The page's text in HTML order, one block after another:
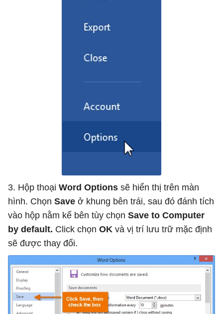
3. Hộp thoại Word Options sẽ hiển thị trên màn
hình. Chọn Save ở khung bên trái, sau đó đánh tích
vào hộp nằm kế bên tùy chọn Save to Computer
by default. Click chọn OK và vị trí lưu trữ mặc định
sẽ được thay đổi.